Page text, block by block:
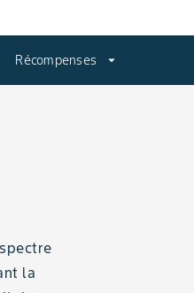
Récompenses arrow_drop_down
la